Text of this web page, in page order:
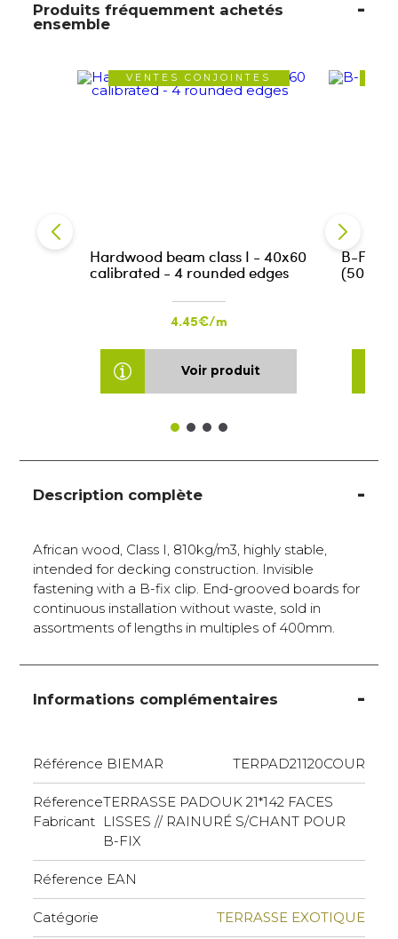
Produits fréquemment achetés
ensemble
VENTES CONJOINTES
Hardwood beam class I - 40x60
calibrated - 4 rounded edges
4.45€/m
Voir produit
B-FIX
Description complète
African wood, Class I, 810kg/m3, highly stable,
intended for decking construction. Invisible
fastening with a B-fix clip. End-grooved boards for
continuous installation without waste, sold in
assortments of lengths in multiples of 400mm.
Informations complémentaires
Référence BIEMAR TERPAD21120COUR
Réference
Fabricant
TERRASSE PADOUK 21*142 FACES
LISSES // RAINURÉ S/CHANT POUR
B-FIX
Réference EAN
Catégorie TERRASSE EXOTIQUE